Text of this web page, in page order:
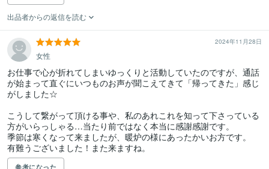
出品者からの返信を読む
2024年11月28日
女性
お仕事で心が折れてしまいゆっくりと活動していたのですが、通話
が始まって直ぐにいつものお声が聞こえてきて「帰ってきた」感じ
がしました☆
こうして繋がって頂ける事や、私のあれこれを知って下さっている
方がいらっしゃる…当たり前ではなく本当に感謝感謝です。
季節は寒くなって来ましたが、暖炉の様にあったかいお方です。
有難うございました！また来ますね。
参考になった